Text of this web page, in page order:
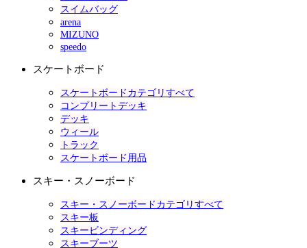
スイムバッグ
arena
MIZUNO
speedo
スケートボード
スケートボードカテゴリすべて
コンプリートデッキ
デッキ
ウィール
トラック
スケートボード用品
スキー・スノーボード
スキー・スノーボードカテゴリすべて
スキー板
スキービンディング
スキーブーツ